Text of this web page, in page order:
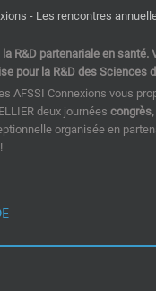
R&D partenariale en santé.
pour la R&D des Sciences
AFSSI Connexions vous
deux journées
organisée en